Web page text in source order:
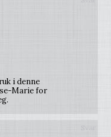
i denne
Marie for